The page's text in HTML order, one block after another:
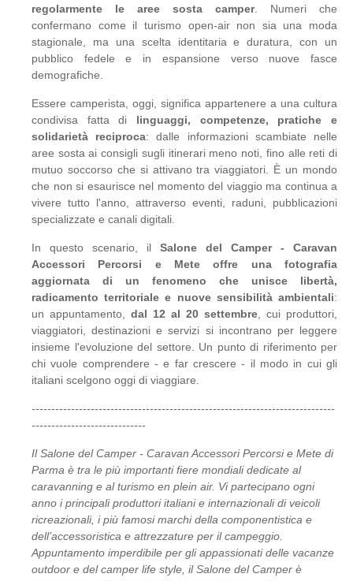
regolarmente le aree sosta camper. Numeri che
confermano come il turismo open-air non sia una moda
stagionale, ma una scelta identitaria e duratura, con un
pubblico fedele e in espansione verso nuove fasce
demografiche.
Essere camperista, oggi, significa appartenere a una cultura
condivisa fatta di linguaggi, competenze, pratiche e
solidarietà reciproca: dalle informazioni scambiate nelle
aree sosta ai consigli sugli itinerari meno noti, fino alle reti di
mutuo soccorso che si attivano tra viaggiatori. È un mondo
che non si esaurisce nel momento del viaggio ma continua a
vivere tutto l'anno, attraverso eventi, raduni, pubblicazioni
specializzate e canali digitali.
In questo scenario, il Salone del Camper - Caravan
Accessori Percorsi e Mete offre una fotografia
aggiornata di un
fenomeno che unisce libertà,
radicamento territoriale e nuove sensibilità ambientali:
un appuntamento, dal 12 al 20 settembre , cui produttori,
viaggiatori, destinazioni e servizi si incontrano per leggere
insieme l'evoluzione del settore. Un punto di riferimento per
chi vuole comprendere - e far crescere - il modo in cui gli
italiani scelgono oggi di viaggiare.
-----------------------------------------------------------------------------
-----------------------------
Il Salone del Camper - Caravan Accessori Percorsi e Mete di
Parma è tra le più importanti fiere mondiali dedicate al
caravanning e al turismo en plein air. Vi partecipano ogni
anno i principali produttori italiani e internazionali di veicoli
ricreazionali, i più famosi marchi della componentistica e
dell’accessoristica e attrezzature per il campeggio.
Appuntamento imperdibile per gli appassionati delle vacanze
outdoor e del camper life style, il Salone del Camper è